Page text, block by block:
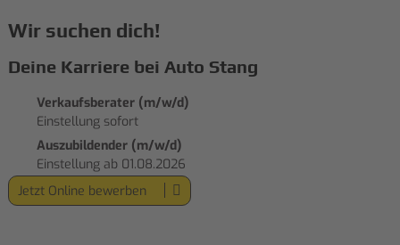
Wir suchen dich!
Deine Karriere bei Auto Stang
Verkaufsberater (m/w/d)
Einstellung sofort
Auszubildender (m/w/d)
Einstellung ab 01.08.2026
Jetzt Online bewerben